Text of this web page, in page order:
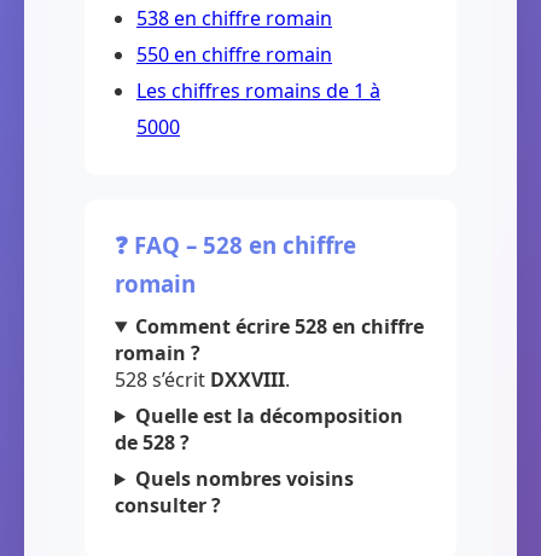
538 en chiffre romain
550 en chiffre romain
Les chiffres romains de 1 à
5000
❓ FAQ – 528 en chiffre
romain
Comment écrire 528 en chiffre
romain ?
528 s’écrit DXXVIII.
Quelle est la décomposition
de 528 ?
Quels nombres voisins
consulter ?